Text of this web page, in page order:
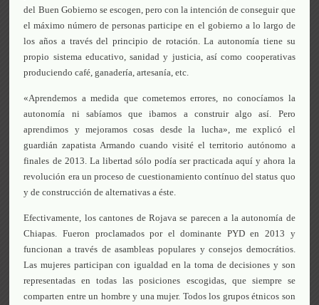
del Buen Gobierno se escogen, pero con la intención de conseguir que
el máximo número de personas participe en el gobierno a lo largo de
los años a través del principio de rotación. La autonomía tiene su
propio sistema educativo, sanidad y justicia, así como cooperativas
produciendo café, ganadería, artesanía, etc.
«Aprendemos a medida que cometemos errores, no conocíamos la
autonomía ni sabíamos que ibamos a construir algo así. Pero
aprendimos y mejoramos cosas desde la lucha», me explicó el
guardián zapatista Armando cuando visité el territorio autónomo a
finales de 2013. La libertad sólo podía ser practicada aquí y ahora la
revolución era un proceso de cuestionamiento contínuo del status quo
y de construcción de alternativas a éste.
Efectivamente, los cantones de Rojava se parecen a la autonomía de
Chiapas. Fueron proclamados por el dominante PYD en 2013 y
funcionan a través de asambleas populares y consejos democrátios.
Las mujeres participan con igualdad en la toma de decisiones y son
representadas en todas las posiciones escogidas, que siempre se
comparten entre un hombre y una mujer. Todos los grupos étnicos son